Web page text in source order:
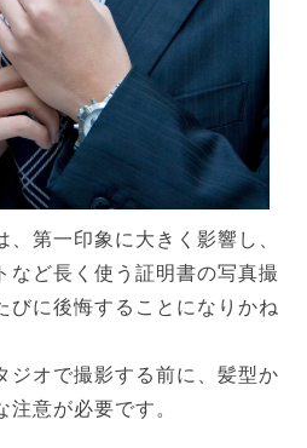
、第一印象に大きく影響し、
など長く使う証明書の写真撮
びに後悔することになりかね
ジオで撮影する前に、髪型か
注意が必要です。